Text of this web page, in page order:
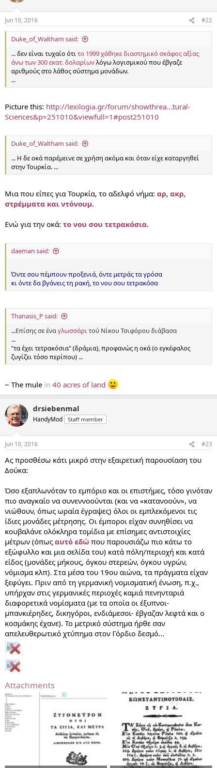
Jun 10, 2016 #22
Duke_of_Waltham said:
... δεν είναι τυχαίο ότιτο 1999 χάθηκε διαστημικό σκάφος αξίας
άνω των 300 εκατ. δολαρίωνλόγω λογισμικού που έβγαζε
αριθμούς στο λάθος σύστημα μονάδων.
...
Picture this: http://lexilogia.gr/forum/showthrea...tural-
Sciences&p=251010&viewfull=1#post251010
Duke_of_Waltham said:
... Η δε οκά παρέμεινε σε χρήση ακόμα και όταν είχε καταργηθεί
στην Τουρκία. ...
Μια που είπες για Τουρκία, το αδελφό νήμα: αρ, ακρ,
στρέμματα και ντόνουμ.
Ενώ για την οκά: το νου σου τετρακόσια.
daeman said:
Όντε σου πέμπουν προξενιά, όντε μετράς τα γρόσα
κι όντε δα βγάνεις τη ρακή, το νου σου τετρακόσα
Thanasis_P said:
...Επίσης σε έναγλωσσάριτού Νίκου Τσιφόρου διάβασα
...
"τα έχει τετρακόσια" (δράμια), προφανώς η οκά (ο εγκέφαλος
ζυγίζει τόσο περίπου) ...
~ The mule in 40 acres of land
drsiebenmal
HandyMod Staff member
Jun 10, 2016 #23
Ας προσθέσω κάτι μικρό στην εξαιρετική παρουσίαση του
Δούκα:
Όσο εξαπλωνόταν το εμπόριο και οι επιστήμες, τόσο γινόταν
πιο αναγκαίο να συνεννοούνται (και να «κατανοούν», να
νιώθουν, όπως ωραία έγραψες) όλοι οι εμπλεκόμενοι τις
ίδιες μονάδες μέτρησης. Οι έμποροι είχαν συνηθίσει να
κουβαλάνε ολόκληρα τομίδια με επίσημες αντιστοιχίες
μέτρων (όπως αυτό εδώ που παρουσιάζω πιο κάτω το
εξώφυλλο και μια σελίδα του) κατά πόλη/περιοχή και κατά
είδος (μονάδες μήκους, όγκου στερεών, όγκου υγρών,
νόμισμα κλπ). Στα μέσα του 19ου αιώνα, τα πράγματα είχαν
ξεφύγει. Πριν από τη γερμανική νομισματική ένωση, π.χ.,
υπήρχαν στις γερμανικές περιοχές καμιά πενηνταριά
διαφορετικά νομίσματα (με τα οποία οι έξυπνοι-
μπανκιέρηδες, δικηγόροι, ενδιάμεσοι- έβγαζαν λεφτά και ο
κοσμάκης έχανε). Το μετρικό σύστημα ήρθε σαν
απελευθερωτικό χτύπημα στον Γόρδιο δεσμό...
Attachments